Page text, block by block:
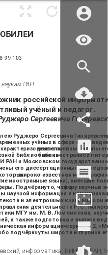
99-103
наукам РАН
российской
учёный и педагог.
Сергеевича
Руджеро Сергеевича –
учёных в сфере
информатики. Кратко охарактеризованы основные этапы его профессиональной деятель-
ности: работа во Всесоюзной библиотеке иностранной литературы, в Московском библио-
РАН и Московском
его диссертационные
–широко известная
иностранные языки), внесшие
Подчёркнуто, что всферу научных
научной информации и
и электронных книг),
деятельности Р. С.
МГУ им. М. В. Ломоносова,
а также подготовка и выпуск
информация»–серии 1 и 2,
подчёркнуты широта и глубина
информатика, ВИНИТИ РАН,